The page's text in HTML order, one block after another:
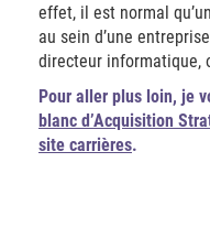
effet, il est normal
au sein d’une
directeur informatique,
Pour aller plus loin, je
blanc d’Acquisition
site carrières.